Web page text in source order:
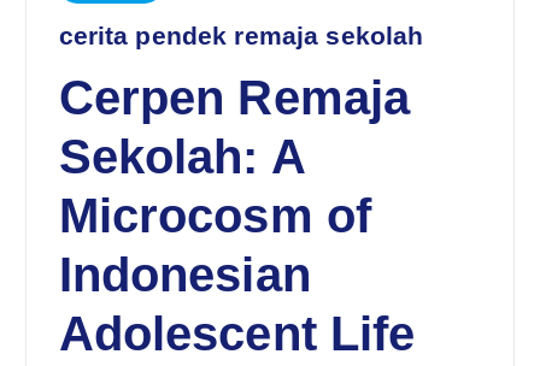
cerita pendek remaja sekolah
Cerpen Remaja
Sekolah: A
Microcosm of
Indonesian
Adolescent Life